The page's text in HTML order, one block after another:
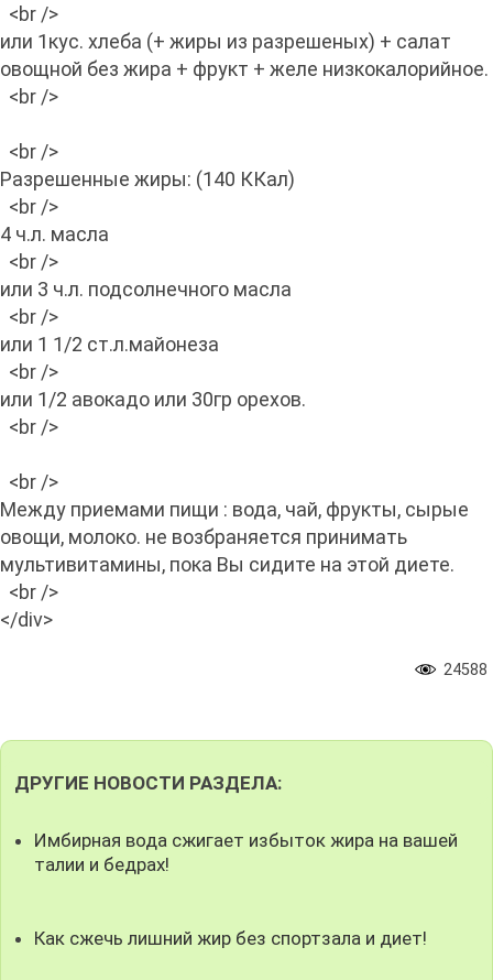
<br />
или 1кус. хлеба (+ жиры из разрешеных) + салат
овощной без жира + фрукт + желе низкокалорийное.
<br />
<br />
Разрешенные жиры: (140 ККал)
<br />
4 ч.л. масла
<br />
или 3 ч.л. подсолнечного масла
<br />
или 1 1/2 ст.л.майонеза
<br />
или 1/2 авокадо или 30гр орехов.
<br />
<br />
Между приемами пищи : вода, чай, фрукты, сырые
овощи, молоко. не возбраняется принимать
мультивитамины, пока Вы сидите на этой диете.
<br />
</div>
24588
ДРУГИЕ НОВОСТИ РАЗДЕЛА:
Имбирная вода сжигает избыток жира на вашей
талии и бедрах!
Как сжечь лишний жир без спортзала и диет!